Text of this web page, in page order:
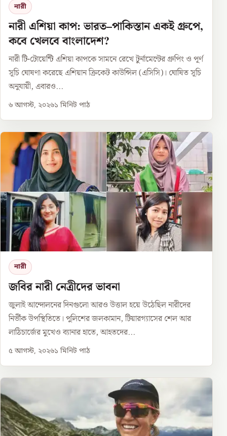
নারী
নারী এশিয়া কাপ: ভারত–পাকিস্তান একই গ্রুপে,
কবে খেলবে বাংলাদেশ?
নারী টি-টোয়েন্টি এশিয়া কাপকে সামনে রেখে টুর্নামেন্টের গ্রুপিং ও পূর্ণ
সূচি ঘোষণা করেছে এশিয়ান ক্রিকেট কাউন্সিল (এসিসি)। ঘোষিত সূচি
অনুযায়ী, এবারও...
৬ আগস্ট, ২০২৬১ মিনিট পাঠ
নারী
জবির নারী নেত্রীদের ভাবনা
জুলাই আন্দোলনের দিনগুলো আরও উত্তাল হয়ে উঠেছিল নারীদের
নির্ভীক উপস্থিতিতে। পুলিশের জলকামান, টিয়ারগ্যাসের শেল আর
লাঠিচার্জের মুখেও ব্যানার হাতে, আহতদের...
৫ আগস্ট, ২০২৬১ মিনিট পাঠ